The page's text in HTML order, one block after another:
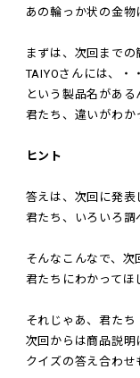
あの輪っか状の金物
まずは、次回までの
TAIYOさんには、・
という製品名がある
君たち、違いがわか
ヒント
答えは、次回に発表
君たち、いろいろ調
そんなこんなで、次
君たちにわかってほ
それじゃあ、君たち
次回からは商品説明
クイズの答え合わせ